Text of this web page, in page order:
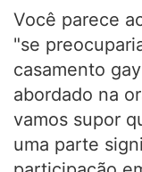
Você parece
"se
casamento
abordado na
vamos supor
uma parte